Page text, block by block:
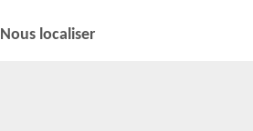
Nous localiser